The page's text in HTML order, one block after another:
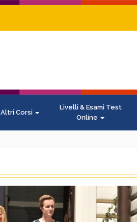
Altri Corsi
Livelli & Esami Test
Online